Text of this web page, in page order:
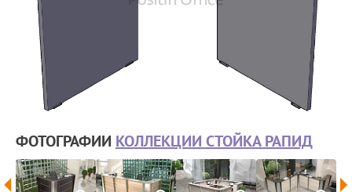
ФОТОГРАФИИ КОЛЛЕКЦИИ СТОЙКА РАПИД